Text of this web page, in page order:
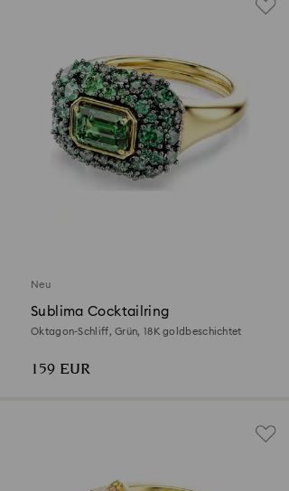
Neu
Sublima Cocktailring
Oktagon-Schliff, Grün, 18K goldbeschichtet
159 EUR